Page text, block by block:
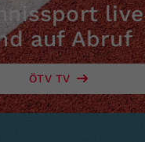
live
auf Abruf
ÖTV TV